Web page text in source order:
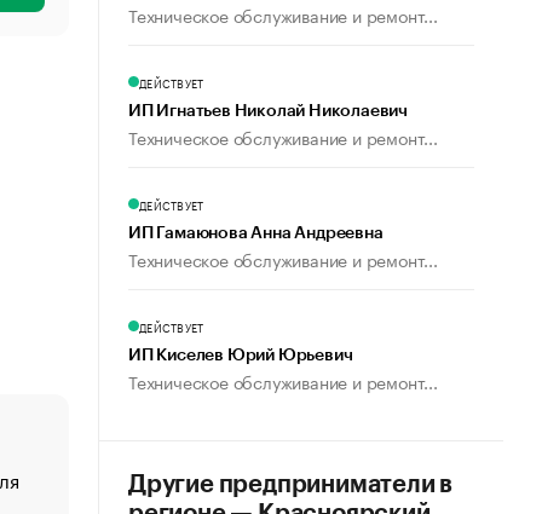
«От спорта тело стареет иначе». Как живет глава
создавшей GTA
Техническое обслуживание и ремонт...
ДЕЙСТВУЕТ
ИП Игнатьев Николай Николаевич
Техническое обслуживание и ремонт...
ДЕЙСТВУЕТ
ИП Гамаюнова Анна Андреевна
Техническое обслуживание и ремонт...
ДЕЙСТВУЕТ
ИП Киселев Юрий Юрьевич
Техническое обслуживание и ремонт...
Другие предприниматели в